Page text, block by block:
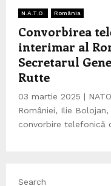
N.A.T.O. România
Convorbirea
interimar al
Secretarul
Rutte
03 martie 2025 |
României, Ilie
convorbire telefonică
Search